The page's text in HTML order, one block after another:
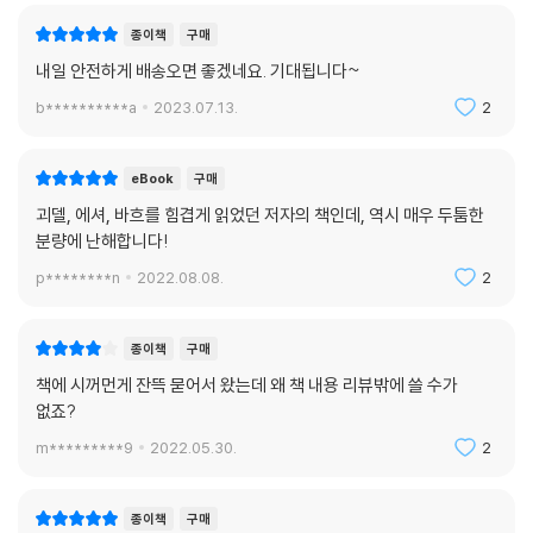
흥미로운 질문은 오늘날의 평균적인 사람들이 오래전의 천재들이 오른 지
리는 이 질문에 대한 답이 ‘아니오’일 것이라고 믿는다. 특출한 사람들이 지
닌 위대한 재능은 범주의 목록에 기초한 독창적으로 중요한 유추를 통해
누구도 이전에 이해하지 못한 상황에서 정말로 중요한 것을 포착하는 데서
현재를 연결하는 것이 지적으로 즐겁기 때문에 실행하는 정신적 유희가 아
역할을 한다. 과거에 일어난 사건을 상기하는 것은 새로운 사건을 이해한
저자의 의도를 충분히 파악하지 못하게 한다. 두 저자는 이 모든 유추의 과
정이 사고의 본질을 이해하는 데 빼놓을 수 없는 실례들이라고 말하며, 일
상적이고 끊임없이 일어나는 유추의 편재성을 지각하는 것이 바로 인지 과
종이책 구매
내일 안전하게 배송오면 좋겠네요. 기대됩니다~
b**********a 2023.07.13. 2
eBook 구매
괴델, 에셔, 바흐를 힘겹게 읽었던 저자의 책인데, 역시 매우 두툼한
분량에 난해합니다!
p********n 2022.08.08. 2
종이책 구매
책에 시꺼먼게 잔뜩 묻어서 왔는데 왜 책 내용 리뷰밖에 쓸 수가
없죠?
m*********9 2022.05.30. 2
종이책 구매